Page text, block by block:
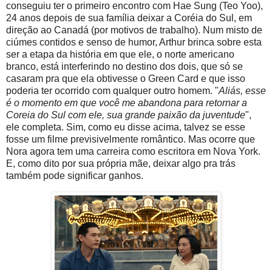
conseguiu ter o primeiro encontro com Hae Sung (Teo Yoo),
24 anos depois de sua família deixar a Coréia do Sul, em
direção ao Canadá (por motivos de trabalho). Num misto de
ciúmes contidos e senso de humor, Arthur brinca sobre esta
ser a etapa da história em que ele, o norte americano
branco, está interferindo no destino dos dois, que só se
casaram pra que ela obtivesse o Green Card e que isso
poderia ter ocorrido com qualquer outro homem. "Aliás, esse
é o momento em que você me abandona para retornar a
Coreia do Sul com ele, sua grande paixão da juventude",
ele completa. Sim, como eu disse acima, talvez se esse
fosse um filme previsivelmente romântico. Mas ocorre que
Nora agora tem uma carreira como escritora em Nova York.
E, como dito por sua própria mãe, deixar algo pra trás
também pode significar ganhos.